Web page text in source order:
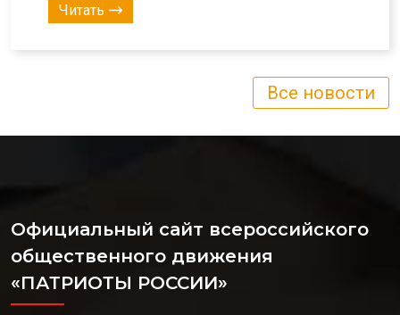
Читать
Все новости
Официальный сайт всероссийского
общественного движения
«ПАТРИОТЫ РОССИИ»